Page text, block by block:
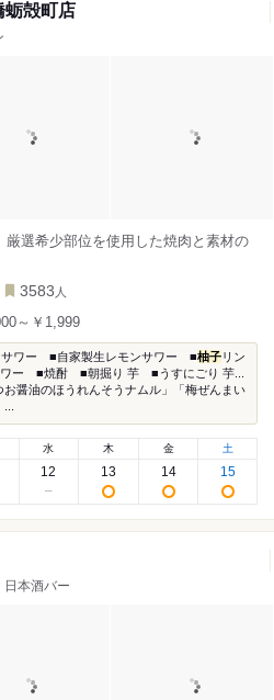
蛎殻町店
選希少部位を使用した焼肉と素材の
3583 人
～￥1,999
ワー ■自家製生レモンサワー ■柚子リン
ー ■焼酎 ■朝掘り 芋 ■うすにごり 芋...
お醤油のほうれんそうナムル」「梅ぜんまい
水
12
木
13
金
14
土
15
日本酒バー